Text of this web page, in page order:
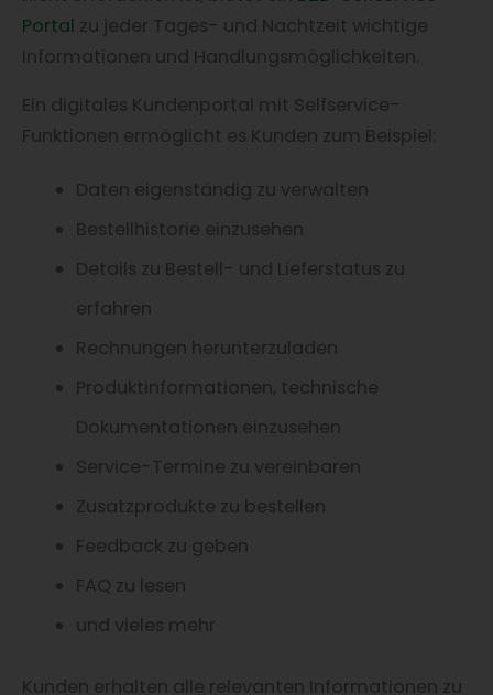
Portal zu jeder Tages- und Nachtzeit wichtige
Informationen und Handlungsmöglichkeiten.
Ein digitales Kundenportal mit Selfservice-
Funktionen ermöglicht es Kunden zum Beispiel:
Daten eigenständig zu verwalten
Bestellhistorie einzusehen
Details zu Bestell- und Lieferstatus zu
erfahren
Rechnungen herunterzuladen
Produktinformationen, technische
Dokumentationen einzusehen
Service-Termine zu vereinbaren
Zusatzprodukte zu bestellen
Feedback zu geben
FAQ zu lesen
und vieles mehr
Kunden erhalten alle relevanten Informationen zu